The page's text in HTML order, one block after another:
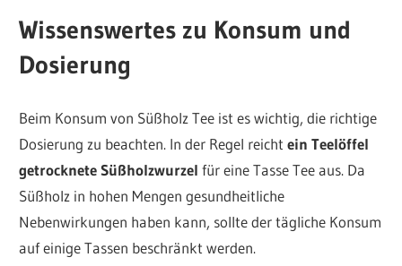
Wissenswertes zu Konsum und
Dosierung
Beim Konsum von Süßholz Tee ist es wichtig, die richtige
Dosierung zu beachten. In der Regel reichtein Teelöffel
getrocknete Süßholzwurzel für eine Tasse Tee aus. Da
Süßholz in hohen Mengen gesundheitliche
Nebenwirkungen haben kann, sollte der tägliche Konsum
auf einige Tassen beschränkt werden.